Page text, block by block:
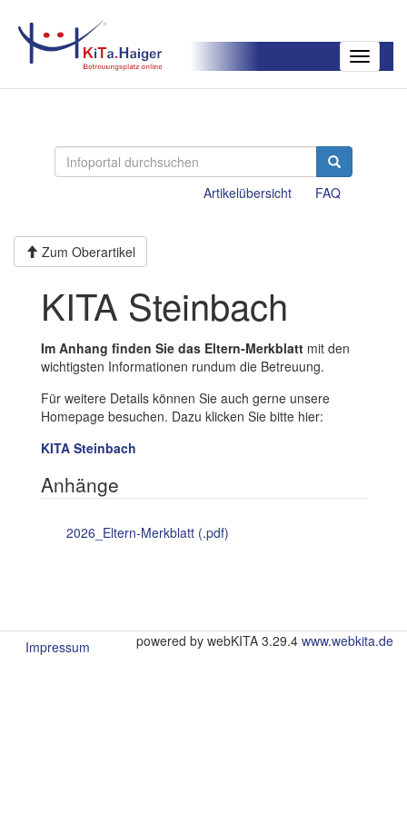
Toggle
FAQ
Artikelübersicht
Zum Oberartikel
KITA Steinbach
Im Anhang finden Sie das Eltern-Merkblatt mit den
wichtigsten Informationen rundum die Betreuung.
Für weitere Details können Sie auch gerne unsere
Homepage besuchen. Dazu klicken Sie bitte hier:
KITA Steinbach
Anhänge
2026_Eltern-Merkblatt (.pdf)
Impressum powered by webKITA 3.29.4 www.webkita.de